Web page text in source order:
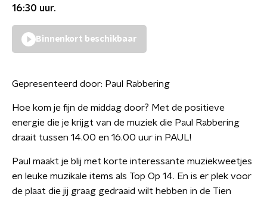
16:30 uur.
Binnenkort beschikbaar
Gepresenteerd door: Paul Rabbering
Hoe kom je fijn de middag door? Met de positieve
energie die je krijgt van de muziek die Paul Rabbering
draait tussen 14.00 en 16.00 uur in PAUL!
Paul maakt je blij met korte interessante muziekweetjes
en leuke muzikale items als Top Op 14. En is er plek voor
de plaat die jij graag gedraaid wilt hebben in de Tien